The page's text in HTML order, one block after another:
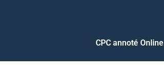
CPC annoté Online